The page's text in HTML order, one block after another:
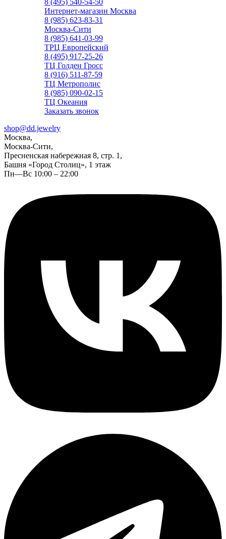
8 (495) 540-54-50
Интернет-магазин Москва
8 (985) 623-83-31
Москва-Сити
8 (985) 641-03-99
ТРЦ Европейский
8 (495) 917-25-26
ТЦ Голден Гросс
8 (916) 511-87-59
ТЦ Метрополис
8 (985) 090-02-15
ТЦ Океания
Заказать звонок
shop@dd.jewelry
Москва,
Москва-Сити,
Пресненская набережная 8, стр. 1,
Башня «Город Столиц», 1 этаж
Пн—Вс 10:00 – 22:00